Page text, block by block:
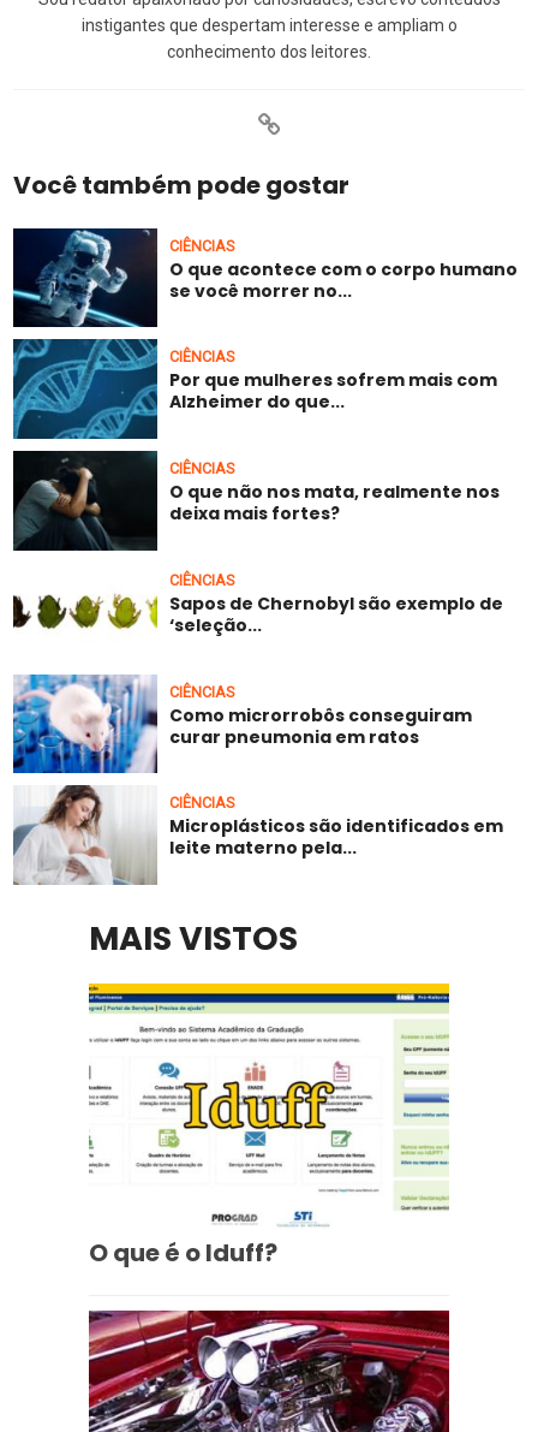
instigantes que despertam interesse e ampliam o
conhecimento dos leitores.
Você também pode gostar
CIÊNCIAS
O que acontece com o corpo humano
se você morrer no...
CIÊNCIAS
Por que mulheres sofrem mais com
Alzheimer do que...
CIÊNCIAS
O que não nos mata, realmente nos
deixa mais fortes?
CIÊNCIAS
Sapos de Chernobyl são exemplo de
‘seleção...
CIÊNCIAS
Como microrrobôs conseguiram
curar pneumonia em ratos
CIÊNCIAS
Microplásticos são identificados em
leite materno pela...
MAIS VISTOS
O que é o Iduff?